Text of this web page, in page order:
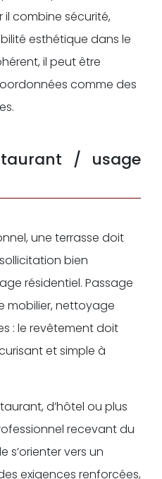
combine sécurité,
esthétique dans le
il peut être
comme des
/ usage
une terrasse doit
bien
résidentiel. Passage
mobilier, nettoyage
: le revêtement doit
et simple à
d’hôtel ou plus
recevant du
s’orienter vers un
exigences renforcées,